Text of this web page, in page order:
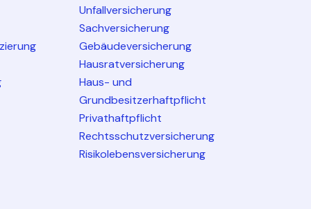
Unfallversicherung
Sachversicherung
Gebäudeversicherung
Hausratversicherung
Haus- und
Grundbesitzerhaftpflicht
Privathaftpflicht
Rechtsschutzversicherung
Risikolebensversicherung